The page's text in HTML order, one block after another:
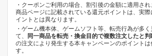
・クーポンご利用の場合、割引後の金額に適用さ
商品ページに記載されている還元ポイントは、実
イントとは異なります。
・ゲーム機本体、ゲームソフト等、転売行為が多
て、
同一商品を転売・換金目的で複数注文したと
の注文により発生する本キャンペーンのポイントは
す。